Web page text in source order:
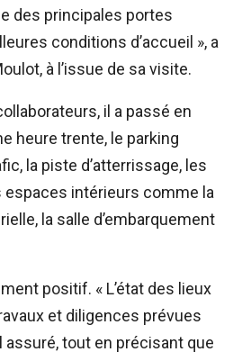
des principales portes
conditions d’accueil », a
à l’issue de sa visite.
il a passé en
heure trente, le parking
la piste d’atterrissage, les
espaces intérieurs comme la
la salle d’embarquement
positif. « L’état des lieux
et diligences prévues
assuré, tout en précisant que